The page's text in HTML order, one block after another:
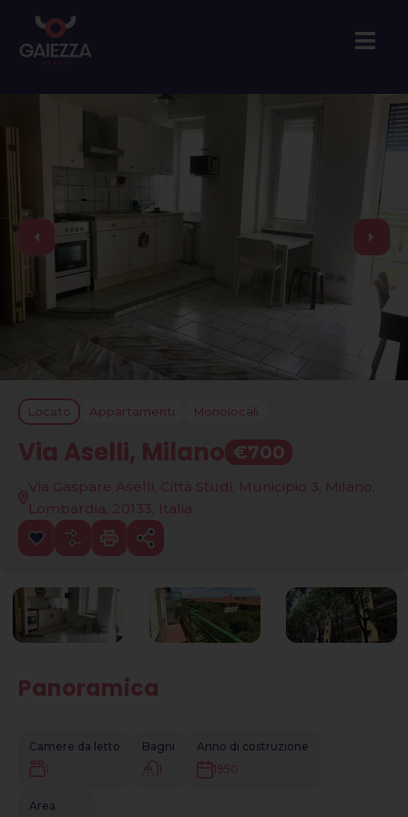
Locato Appartamenti Monolocali
Via Aselli, Milano €700
Via Gaspare Aselli, Città Studi, Municipio 3, Milano,
Lombardia, 20133, Italia
Panoramica
Camere da letto
1
Bagni
1
Anno di costruzione
1950
Area